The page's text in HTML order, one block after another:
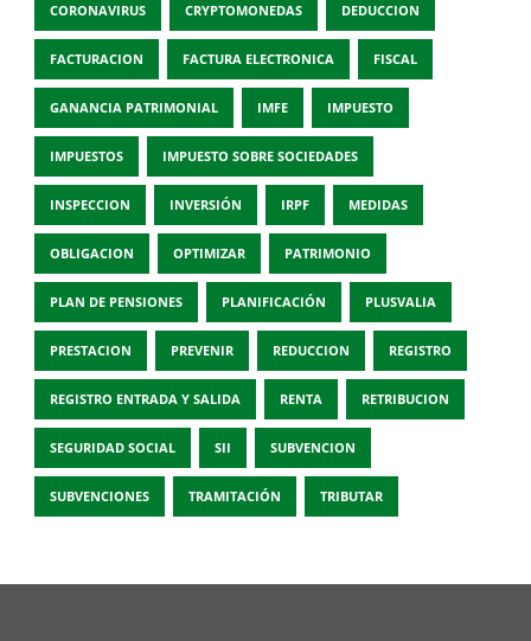
CORONAVIRUS CRYPTOMONEDAS DEDUCCION
FACTURACION FACTURA ELECTRONICA FISCAL
GANANCIA PATRIMONIAL IMFE IMPUESTO
IMPUESTOS IMPUESTO SOBRE SOCIEDADES
INSPECCION INVERSIÓN IRPF MEDIDAS
OBLIGACION OPTIMIZAR PATRIMONIO
PLAN DE PENSIONES PLANIFICACIÓN PLUSVALIA
PRESTACION PREVENIR REDUCCION REGISTRO
REGISTRO ENTRADA Y SALIDA RENTA RETRIBUCION
SEGURIDAD SOCIAL SII SUBVENCION
SUBVENCIONES TRAMITACIÓN TRIBUTAR